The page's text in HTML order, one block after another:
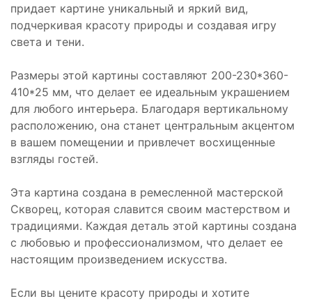
придает картине уникальный и яркий вид,
подчеркивая красоту природы и создавая игру
света и тени.
Размеры этой картины составляют 200-230*360-
410*25 мм, что делает ее идеальным украшением
для любого интерьера. Благодаря вертикальному
расположению, она станет центральным акцентом
в вашем помещении и привлечет восхищенные
взгляды гостей.
Эта картина создана в ремесленной мастерской
Скворец, которая славится своим мастерством и
традициями. Каждая деталь этой картины создана
с любовью и профессионализмом, что делает ее
настоящим произведением искусства.
Если вы цените красоту природы и хотите